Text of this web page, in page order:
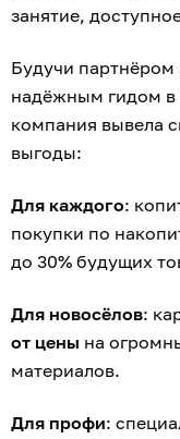
занятие,
Будучи
надёжным гидом в
компания вывела
выгоды:
Для каждого:
покупки по
до 30% будущих
Для новосёлов:
от цены на
материалов.
Для профи: